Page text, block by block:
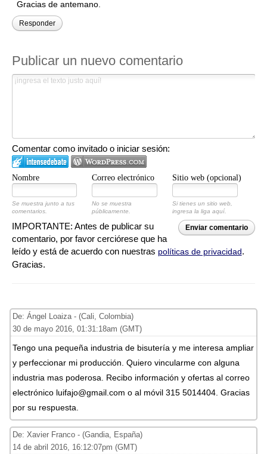
Gracias de antemano.
Responder
Publicar un nuevo comentario
Comentar como invitado o iniciar sesión:
Nombre Correo electrónico Sitio web (opcional)
Se muestra junto a tus
comentarios.
No se muestra
públicamente.
Si tienes un sitio web,
ingresa la liga aquí.
Enviar comentario
IMPORTANTE: Antes de publicar su
comentario, por favor cerciórese que ha
leído y está de acuerdo con nuestras políticas de privacidad.
Gracias.
De: Ángel Loaiza - (Cali, Colombia)
30 de mayo 2016, 01:31:18am (GMT)
Tengo una pequeña industria de bisutería y me interesa ampliar
y perfeccionar mi producción. Quiero vincularme con alguna
industria mas poderosa. Recibo información y ofertas al correo
electrónico luifajo@gmail.com o al móvil 315 5014404. Gracias
por su respuesta.
De: Xavier Franco - (Gandia, España)
14 de abril 2016, 16:12:07pm (GMT)